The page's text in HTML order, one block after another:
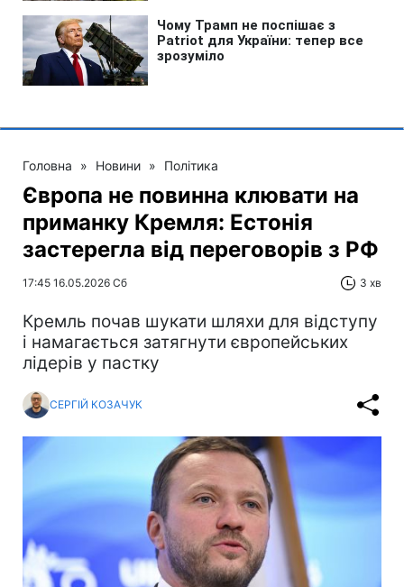
Головна » Новини » Політика
Європа не повинна клювати на
приманку Кремля: Естонія
застерегла від переговорів з РФ
17:45 16.05.2026 Сб 3 хв
Кремль почав шукати шляхи для відступу
і намагається затягнути європейських
лідерів у пастку
СЕРГІЙ КОЗАЧУК